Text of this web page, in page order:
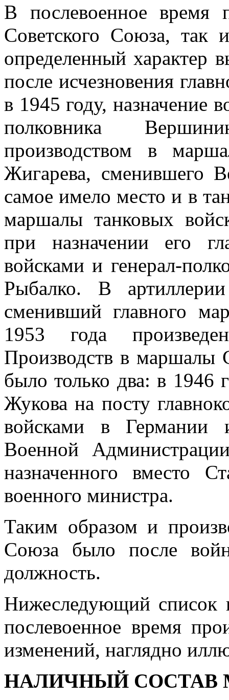
В послевоенное время
Советского Союза, так
определенный характер
после исчезновения
в 1945 году, назначение
полковника
производством в
Жигарева, сменившего
самое имело место и в
маршалы танковых
при назначении его
войсками и генерал-
Рыбалко. В
сменивший главного
1953 года
Производств в маршалы
было только два: в 1946
Жукова на посту
войсками в Германии
Военной
назначенного вместо
военного министра.
Таким образом и
Союза было после
должность.
Нижеследующий список
послевоенное вре­мя
изменений, наглядно
НАЛИЧНЫЙ СОСТАВ